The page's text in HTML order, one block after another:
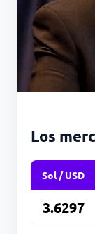
Los
Sol / USD
3.6297